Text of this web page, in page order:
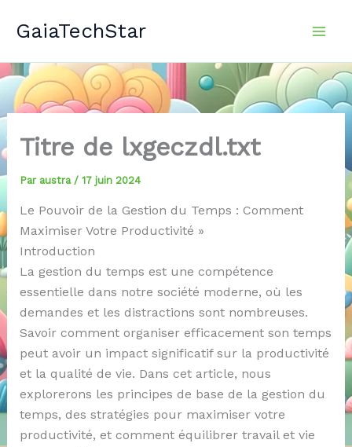
GaiaTechStar
Titre de lxgeczdl.txt
Par austra / 17 juin 2024
Le Pouvoir de la Gestion du Temps : Comment
Maximiser Votre Productivité »
Introduction
La gestion du temps est une compétence
essentielle dans notre société moderne, où les
demandes et les distractions sont nombreuses.
Savoir comment organiser efficacement son temps
peut avoir un impact significatif sur la productivité
et la qualité de vie. Dans cet article, nous
explorerons les principes de base de la gestion du
temps, des stratégies pour maximiser votre
productivité, et comment équilibrer travail et vie